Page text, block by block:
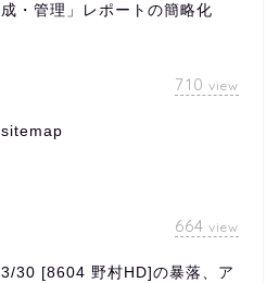
成・管理」レポートの簡略化
710 view
sitemap
664 view
3/30 [8604 野村HD]の暴落、ア